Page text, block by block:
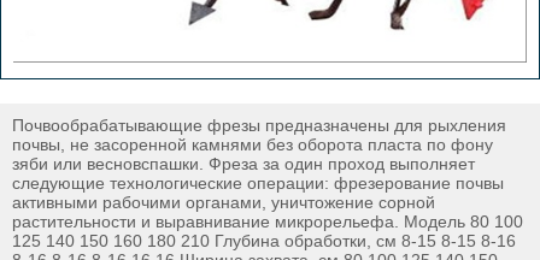
Почвообрабатывающие фрезы предназначены для рыхления
почвы, не засоренной камнями без оборота пласта по фону
зяби или весновспашки. Фреза за один проход выполняет
следующие технологические операции: фрезерование почвы
активными рабочими органами, уничтожение сорной
растительности и выравнивание микрорельефа. Модель 80 100
125 140 150 160 180 210 Глубина обработки, см 8-15 8-15 8-16